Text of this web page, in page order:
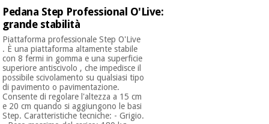
Pedana Step Professional O'Live:
grande stabilità
Piattaforma professionale Step O'Live
. È una piattaforma altamente stabile
con 8 fermi in gomma e una superficie
superiore antiscivolo , che impedisce il
possibile scivolamento su qualsiasi tipo
di pavimento o pavimentazione.
Consente di regolare l'altezza a 15 cm
e 20 cm quando si aggiungono le basi
Step. Caratteristiche tecniche: - Grigio.